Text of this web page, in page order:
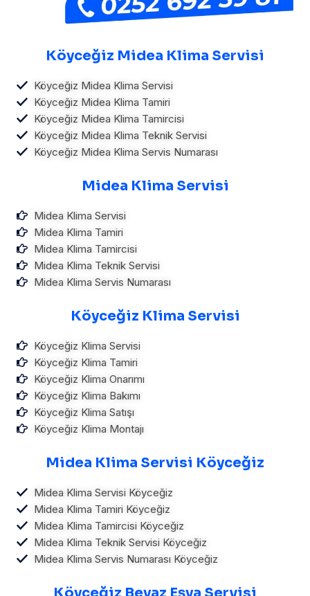
Köyceğiz Midea Klima Servisi
Köyceğiz Midea Klima Servisi
Köyceğiz Midea Klima Tamiri
Köyceğiz Midea Klima Tamircisi
Köyceğiz Midea Klima Teknik Servisi
Köyceğiz Midea Klima Servis Numarası
Midea Klima Servisi
Midea Klima Servisi
Midea Klima Tamiri
Midea Klima Tamircisi
Midea Klima Teknik Servisi
Midea Klima Servis Numarası
Köyceğiz Klima Servisi
Köyceğiz Klima Servisi
Köyceğiz Klima Tamiri
Köyceğiz Klima Onarımı
Köyceğiz Klima Bakımı
Köyceğiz Klima Satışı
Köyceğiz Klima Montajı
Midea Klima Servisi Köyceğiz
Midea Klima Servisi Köyceğiz
Midea Klima Tamiri Köyceğiz
Midea Klima Tamircisi Köyceğiz
Midea Klima Teknik Servisi Köyceğiz
Midea Klima Servis Numarası Köyceğiz